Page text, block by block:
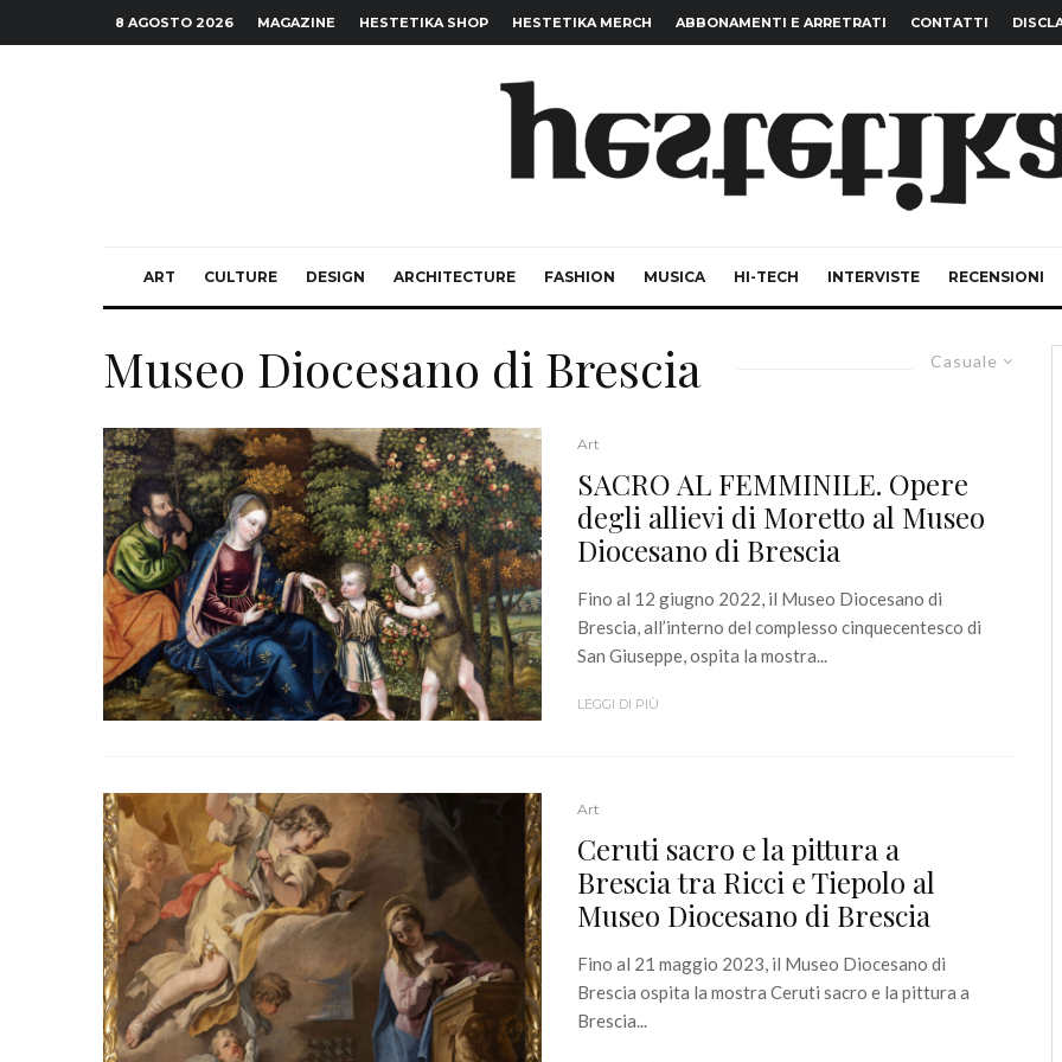
8 AGOSTO 2026 MAGAZINE HESTETIKA SHOP HESTETIKA MERCH ABBONAMENTI E ARRETRATI CONTATTI
ART CULTURE DESIGN ARCHITECTURE FASHION MUSICA HI-TECH INTERVISTE RECENSIONI
Casuale
Museo Diocesano di Brescia
Art
SACRO AL FEMMINILE. Opere
degli allievi di Moretto al Museo
Diocesano di Brescia
Fino al 12 giugno 2022, il Museo Diocesano di
Brescia, all’interno del complesso cinquecentesco di
San Giuseppe, ospita la mostra...
LEGGI DI PIÙ
Art
Ceruti sacro e la pittura a
Brescia tra Ricci e Tiepolo al
Museo Diocesano di Brescia
Fino al 21 maggio 2023, il Museo Diocesano di
Brescia ospita la mostra Ceruti sacro e la pittura a
Brescia...